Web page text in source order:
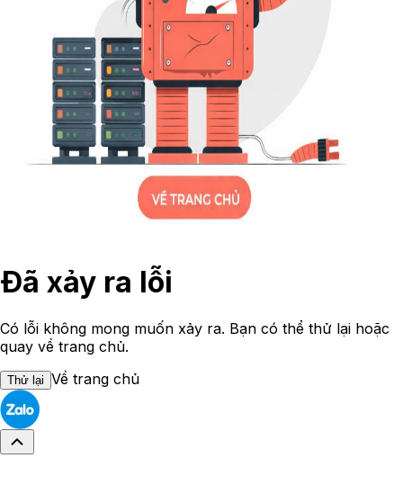
Đã xảy ra lỗi
Có lỗi không mong muốn xảy ra. Bạn có thể thử lại hoặc
quay về trang chủ.
Thử lại Về trang chủ